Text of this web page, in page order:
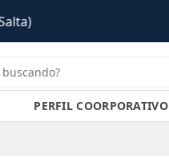
PERFIL COORPORATIVO